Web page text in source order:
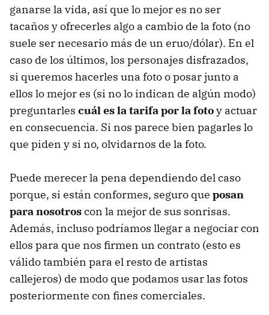
ganarse la vida, así que lo mejor es no ser
tacaños y ofrecerles algo a cambio de la foto (no
suele ser necesario más de un eruo/dólar). En el
caso de los últimos, los personajes disfrazados,
si queremos hacerles una foto o posar junto a
ellos lo mejor es (si no lo indican de algún modo)
preguntarles cuál es la tarifa por la fotoy actuar
en consecuencia. Si nos parece bien pagarles lo
que piden y si no, olvidarnos de la foto.
Puede merecer la pena dependiendo del caso
porque, si están conformes, seguro que posan
para nosotroscon la mejor de sus sonrisas.
Además, incluso podríamos llegar a negociar con
ellos para que nos firmen un contrato (esto es
válido también para el resto de artistas
callejeros) de modo que podamos usar las fotos
posteriormente con fines comerciales.